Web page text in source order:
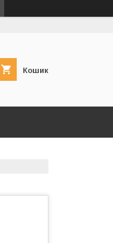
Кошик